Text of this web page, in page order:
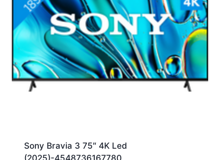
Sony Bravia 3 75″ 4K Led
(2025)-4548736167780